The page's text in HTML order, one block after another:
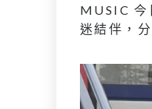
MUSIC 今
迷結伴，